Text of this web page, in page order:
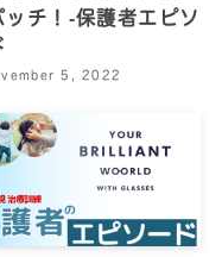
ッチ！‐保護者エピソ
5, 2022